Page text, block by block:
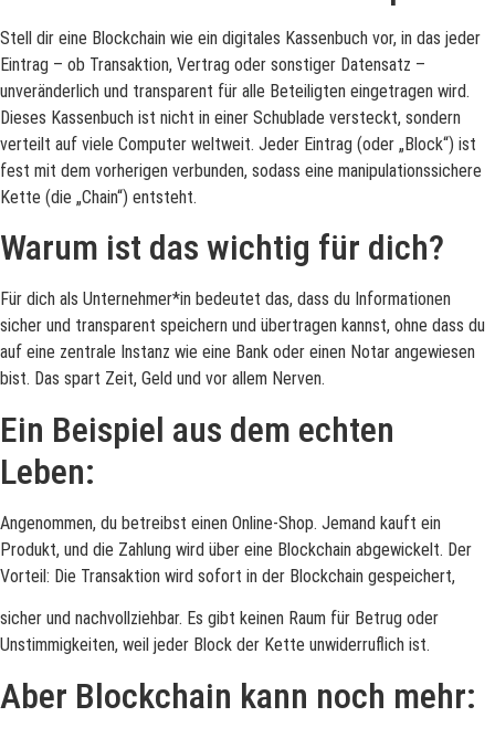
Stell dir eine Blockchain wie ein digitales Kassenbuch vor, in das jeder
Eintrag – ob Transaktion, Vertrag oder sonstiger Datensatz –
unveränderlich und transparent für alle Beteiligten eingetragen wird.
Dieses Kassenbuch ist nicht in einer Schublade versteckt, sondern
verteilt auf viele Computer weltweit. Jeder Eintrag (oder „Block“) ist
fest mit dem vorherigen verbunden, sodass eine manipulationssichere
Kette (die „Chain“) entsteht.
Warum ist das wichtig für dich?
Für dich als Unternehmer*in bedeutet das, dass du Informationen
sicher und transparent speichern und übertragen kannst, ohne dass du
auf eine zentrale Instanz wie eine Bank oder einen Notar angewiesen
bist. Das spart Zeit, Geld und vor allem Nerven.
Ein Beispiel aus dem echten
Leben:
Angenommen, du betreibst einen Online-Shop. Jemand kauft ein
Produkt, und die Zahlung wird über eine Blockchain abgewickelt. Der
Vorteil: Die Transaktion wird sofort in der Blockchain gespeichert,
sicher und nachvollziehbar. Es gibt keinen Raum für Betrug oder
Unstimmigkeiten, weil jeder Block der Kette unwiderruflich ist.
Aber Blockchain kann noch mehr: